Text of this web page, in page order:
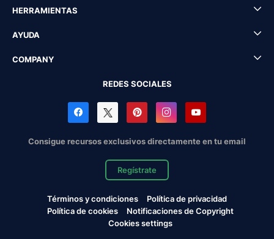
HERRAMIENTAS
AYUDA
COMPANY
REDES SOCIALES
Consigue recursos exclusivos directamente en tu email
Regístrate
Términos y condiciones
Política de privacidad
Política de cookies
Notificaciones de Copyright
Cookies settings